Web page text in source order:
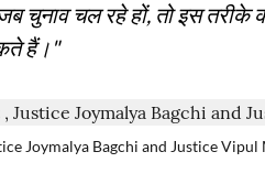
चुनाव चल रहे हों, तो इस तरीके
हैं।"
Joymalya Bagchi and Justice Vipul